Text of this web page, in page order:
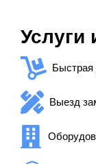
Услуги
Быстрая
Выезд